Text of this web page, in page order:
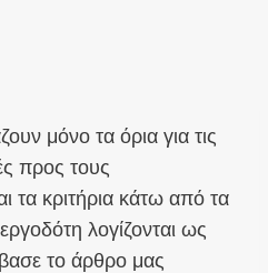
μόνο τα όρια για τις
προς τους
τα κριτήρια κάτω από τα
λογίζονται ως
το άρθρο μας